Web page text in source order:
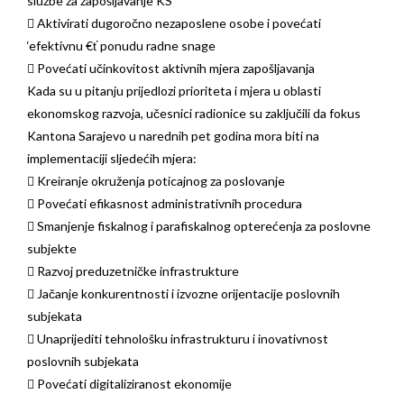
 Aktivirati dugoročno nezaposlene osobe i povećati
‘efektivnu €ť ponudu radne snage
 Povećati učinkovitost aktivnih mjera zapošljavanja
Kada su u pitanju prijedlozi prioriteta i mjera u oblasti
ekonomskog razvoja, učesnici radionice su zaključili da fokus
Kantona Sarajevo u narednih pet godina mora biti na
implementaciji sljedećih mjera:
 Kreiranje okruženja poticajnog za poslovanje
 Povećati efikasnost administrativnih procedura
 Smanjenje fiskalnog i parafiskalnog opterećenja za poslovne
subjekte
 Razvoj preduzetničke infrastrukture
 Jačanje konkurentnosti i izvozne orijentacije poslovnih
subjekata
 Unaprijediti tehnološku infrastrukturu i inovativnost
poslovnih subjekata
 Povećati digitaliziranost ekonomije